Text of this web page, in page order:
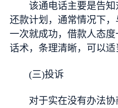
该通电话主要是告
还款计划，通常情况下
一次就成功，借款人态
话术，条理清晰，可以适
(三)投诉
对于实在没有办法